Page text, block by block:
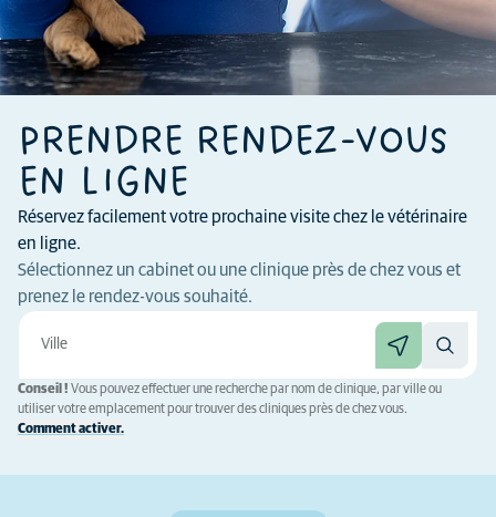
PRENDRE RENDEZ-VOUS
EN LIGNE
Réservez facilement votre prochaine visite chez le vétérinaire
en ligne.
Sélectionnez un cabinet ou une clinique près de chez vous et
prenez le rendez-vous souhaité.
Conseil ! Vous pouvez effectuer une recherche par nom de clinique, par ville ou
utiliser votre emplacement pour trouver des cliniques près de chez vous.
Comment activer.